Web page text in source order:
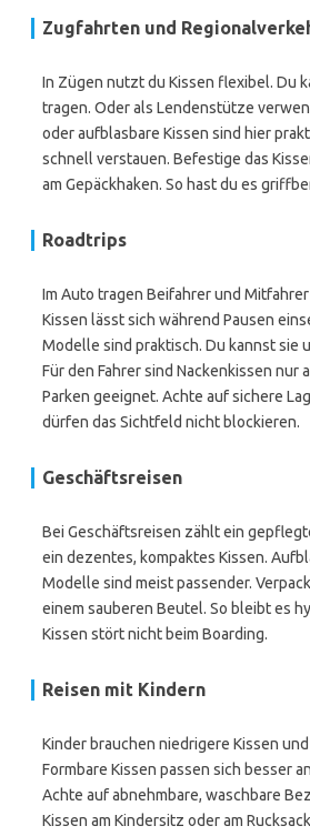
Zugfahrten und
In Zügen nutzt du Kissen flexibel. Du
tragen. Oder als Lendenstütze
oder aufblasbare Kissen sind hier
schnell verstauen. Befestige das
am Gepäckhaken. So hast du es
Roadtrips
Im Auto tragen Beifahrer und Mitfahrer
Kissen lässt sich während Pausen
Modelle sind praktisch. Du kannst sie
Für den Fahrer sind Nackenkissen nur
Parken geeignet. Achte auf sichere
dürfen das Sichtfeld nicht blockieren.
Geschäftsreisen
Bei Geschäftsreisen zählt ein
ein dezentes, kompaktes Kissen.
Modelle sind meist passender.
einem sauberen Beutel. So bleibt es
Kissen stört nicht beim Boarding.
Reisen mit Kindern
Kinder brauchen niedrigere Kissen
Formbare Kissen passen sich besser
Achte auf abnehmbare, waschbare
Kissen am Kindersitz oder am